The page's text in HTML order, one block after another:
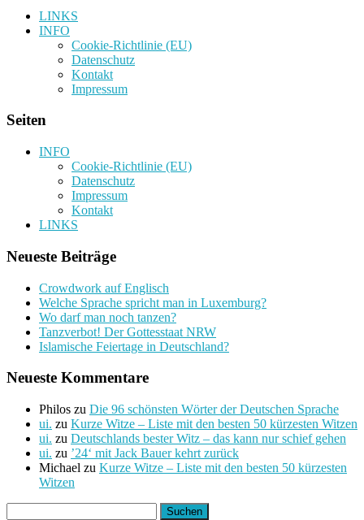
LINKS
INFO
Cookie-Richtlinie (EU)
Datenschutz
Kontakt
Impressum
Seiten
INFO
Cookie-Richtlinie (EU)
Datenschutz
Impressum
Kontakt
LINKS
Neueste Beiträge
Crowdwork auf Englisch
Welche Sprache spricht man in Luxemburg?
Wo darf man noch tanzen?
Tanzverbot! Der Gottesstaat NRW
Islamische Feiertage in Deutschland?
Neueste Kommentare
Philos zu Die 96 schönsten Wörter der Deutschen Sprache
ui. zu Kurze Witze – Liste mit den besten 50 kürzesten Witzen
ui. zu Deutschlands bester Witz – das kann nur schief gehen
ui. zu ’24‘ mit Jack Bauer kehrt zurück
Michael zu Kurze Witze – Liste mit den besten 50 kürzesten
Witzen